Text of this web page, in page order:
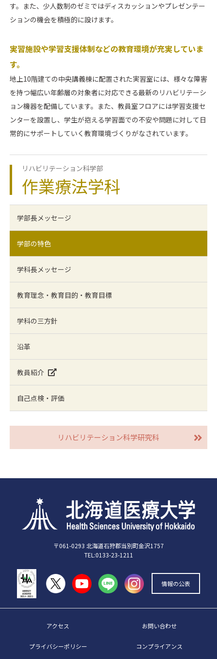
す。また、少人数制のゼミではディスカッションやプレゼンテー
ションの機会を積極的に設けます。
実習施設や学習支援体制などの教育環境が充実していま
す。
地上10階建ての中央講義棟に配置された実習室には、様々な障害
を持つ幅広い年齢層の対象者に対応できる最新のリハビリテーシ
ョン機器を配備しています。また、教員室フロアには学習支援セ
ンターを設置し、学生が抱える学習面での不安や問題に対して日
常的にサポートしていく教育環境づくりがなされています。
リハビリテーション科学部
作業療法学科
学部長メッセージ
学部の特色
学科長メッセージ
教育理念・教育目的・教育目標
学科の三方針
沿革
教員紹介
自己点検・評価
リハビリテーション科学研究科
〒061-0293 北海道石狩郡当別町金沢1757
TEL:0133-23-1211
情報の公表
アクセス お問い合わせ
プライバシーポリシー コンプライアンス